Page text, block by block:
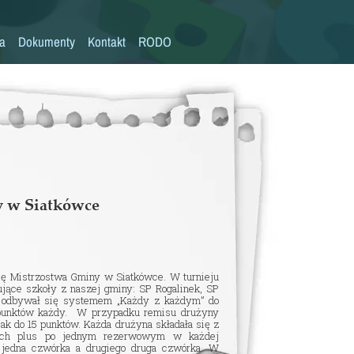
Siatkówce
Mistrzostwa Gminy w Siatkówce. W turnieju
szkoły z naszej gminy: SP Rogalinek, SP
się systemem „Każdy z każdym” do
każdy. W przypadku remisu drużyny
do 15 punktów. Każda drużyna składała się z
plus po jednym rezerwowym w każdej
czwórka a drugiego druga czwórka. W
Dokumenty
Statut szkoły
Plan pracy szkoły
Wymagania edukacyjne
Standardy Ochrony Małoletnich
Kontakt RODO